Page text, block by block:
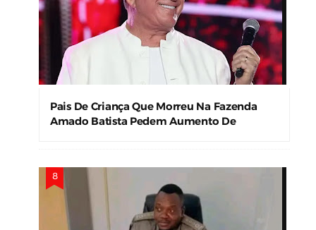
Pais De Criança Que Morreu Na Fazenda
Amado Batista Pedem Aumento De